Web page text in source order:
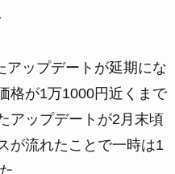
アップデートが延期にな
格が1万1000円近くまで
アップデートが2月末頃
が流れたことで一時は1
。